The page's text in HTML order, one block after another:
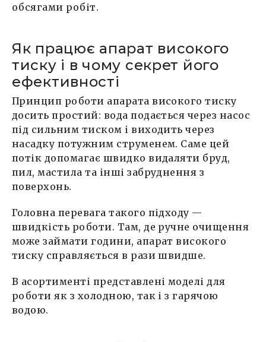
обсягами робіт.
Як працює апарат високого
тиску і в чому секрет його
ефективності
Принцип роботи апарата високого тиску
досить простий: вода подається через насос
під сильним тиском і виходить через
насадку потужним струменем. Саме цей
потік допомагає швидко видаляти бруд,
пил, мастила та інші забруднення з
поверхонь.
Головна перевага такого підходу —
швидкість роботи. Там, де ручне очищення
може займати години, апарат високого
тиску справляється в рази швидше.
В асортименті представлені моделі для
роботи як з холодною, так і з гарячою
водою.